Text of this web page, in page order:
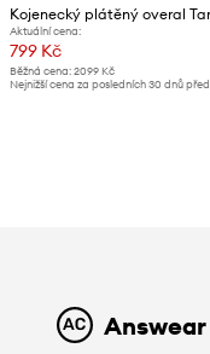
Aktuální cena:
799 Kč
Běžná cena: 2099 Kč
Nejnižší cena za posledních 30 dnů